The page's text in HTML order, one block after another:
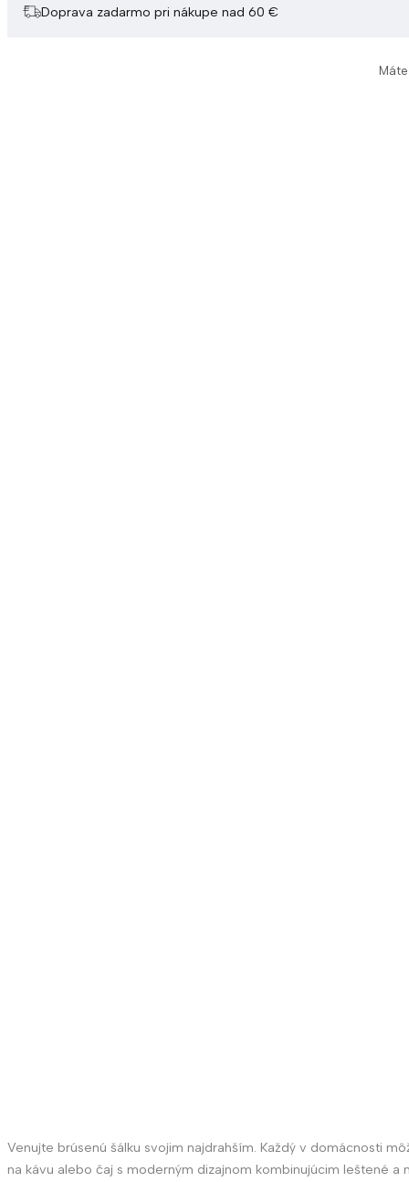
Doprava zadarmo pri nákupe nad 60 €
Venujte brúsenú šálku svojim najdrahším. Každý v domácnosti
na kávu alebo čaj s moderným dizajnom kombinujúcim leštené